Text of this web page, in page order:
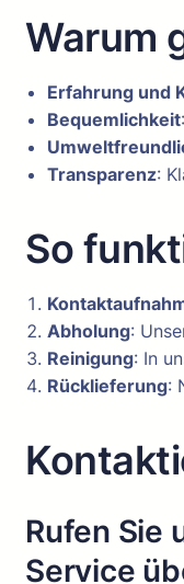
Warum
Erfahrung und
Bequemlichkeit
Transparenz:
So
Abholung:
Reinigung: In
Rücklieferung:
Rufen Sie
Service